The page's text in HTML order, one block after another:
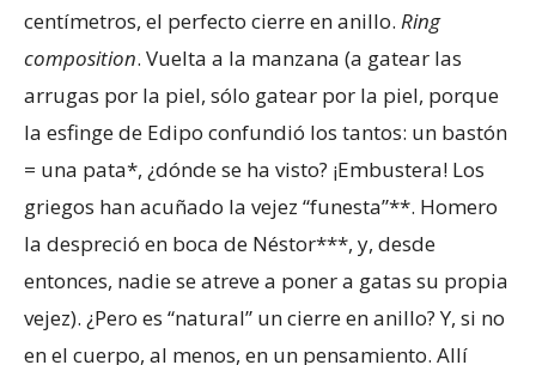
centímetros, el perfecto cierre en anillo. Ring
composition. Vuelta a la manzana (a gatear las
arrugas por la piel, sólo gatear por la piel, porque
la esfinge de Edipo confundió los tantos: un bastón
= una pata*, ¿dónde se ha visto? ¡Embustera! Los
griegos han acuñado la vejez “funesta”**. Homero
la despreció en boca de Néstor***, y, desde
entonces, nadie se atreve a poner a gatas su propia
vejez). ¿Pero es “natural” un cierre en anillo? Y, si no
en el cuerpo, al menos, en un pensamiento. Allí